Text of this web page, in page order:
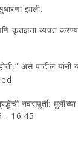
झाली.
कृतज्ञता व्यक्त
असे पाटील यांनी
नवसपूर्ती:
- 16:45